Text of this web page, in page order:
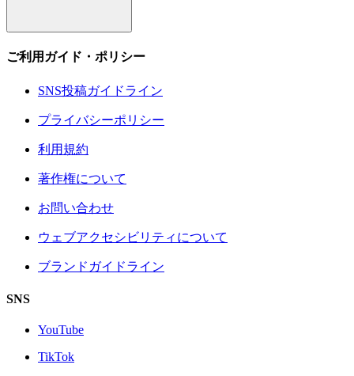
ご利用ガイド・ポリシー
SNS投稿ガイドライン
プライバシーポリシー
利用規約
著作権について
お問い合わせ
ウェブアクセシビリティについて
ブランドガイドライン
SNS
YouTube
TikTok